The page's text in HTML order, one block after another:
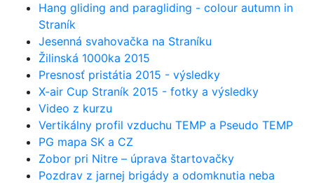
Hang gliding and paragliding - colour autumn in
Straník
Jesenná svahovačka na Straníku
Žilinská 1000ka 2015
Presnosť pristátia 2015 - výsledky
X-air Cup Straník 2015 - fotky a výsledky
Video z kurzu
Vertikálny profil vzduchu TEMP a Pseudo TEMP
PG mapa SK a CZ
Zobor pri Nitre – úprava štartovačky
Pozdrav z jarnej brigády a odomknutia neba